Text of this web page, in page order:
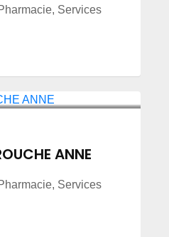
Services
ANNE
Services